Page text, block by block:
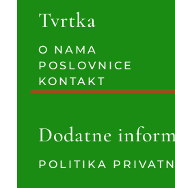
Tvrtka
O NAMA
POSLOVNICE
KONTAKT
Dodatne
POLITIKA